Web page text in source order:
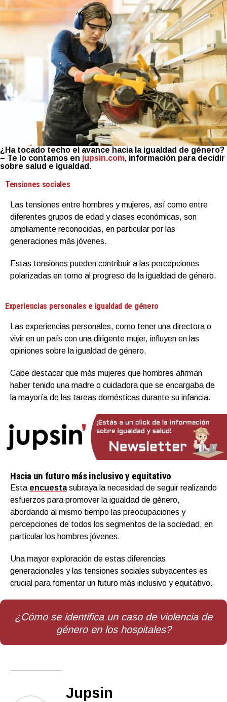
¿Ha tocado techo el avance hacia la igualdad de género?
– Te lo contamos en jupsin.com, información para decidir
sobre salud e igualdad.
Tensiones sociales
Las tensiones entre hombres y mujeres, así como entre
diferentes grupos de edad y clases económicas, son
ampliamente reconocidas, en particular por las
generaciones más jóvenes.
Estas tensiones pueden contribuir a las percepciones
polarizadas en torno al progreso de la igualdad de género.
Experiencias personales e igualdad de género
Las experiencias personales, como tener una directora o
vivir en un país con una dirigente mujer, influyen en las
opiniones sobre la igualdad de género.
Cabe destacar que más mujeres que hombres afirman
haber tenido una madre o cuidadora que se encargaba de
la mayoría de las tareas domésticas durante su infancia.
Hacia un futuro más inclusivo y equitativo
Esta encuestasubraya la necesidad de seguir realizando
esfuerzos para promover la igualdad de género,
abordando al mismo tiempo las preocupaciones y
percepciones de todos los segmentos de la sociedad, en
particular los hombres jóvenes.
Una mayor exploración de estas diferencias
generacionales y las tensiones sociales subyacentes es
crucial para fomentar un futuro más inclusivo y equitativo.
¿Cómo se identifica un caso de violencia de
género en los hospitales?
Jupsin